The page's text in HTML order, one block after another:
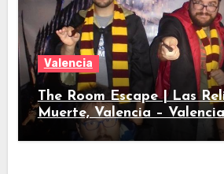
Valencia
The Room Escape | Las
Muerte, Valencia – Valencia